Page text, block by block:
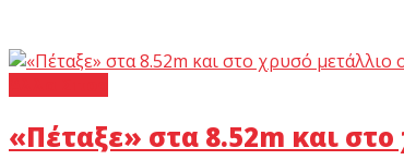
«Πέταξε» στα 8.52m και